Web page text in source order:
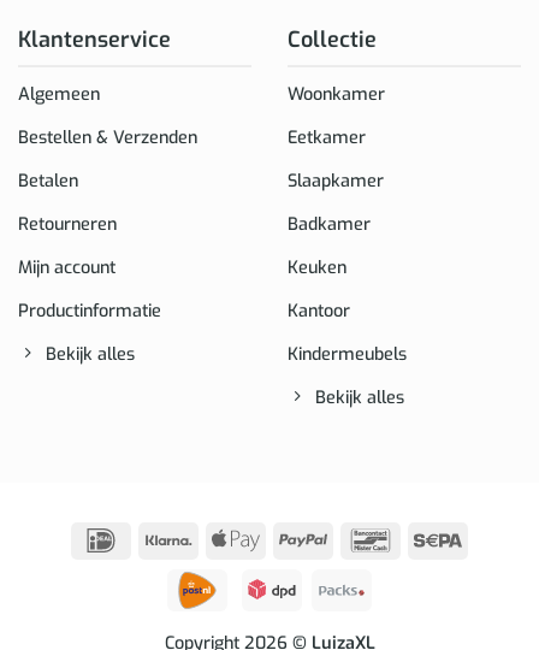
Klantenservice
Algemeen
Bestellen & Verzenden
Betalen
Retourneren
Mijn account
Productinformatie
Bekijk alles
Collectie
Woonkamer
Eetkamer
Slaapkamer
Badkamer
Keuken
Kantoor
Kindermeubels
Bekijk alles
IDeal Klarna
Apple
PayPal BancontactSepa
Copyright 2026 © LuizaXL